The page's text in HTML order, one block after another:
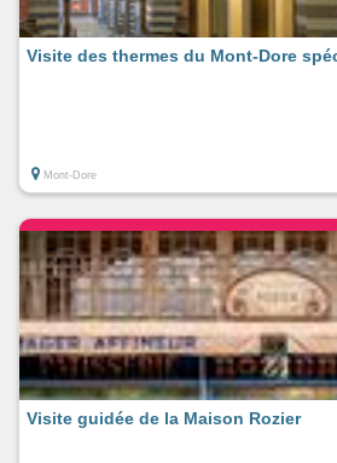
Visite des thermes du Mont-Dore
Mont-Dore
Visite guidée de la Maison Rozier